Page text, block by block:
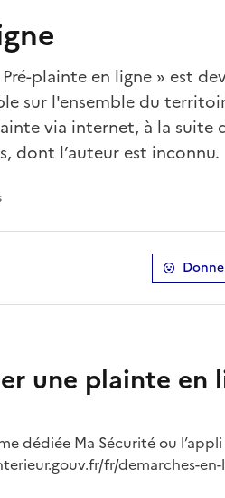
plainte en ligne » est
sur l'ensemble du
via internet, à la suite
dont l’auteur est inconnu.
une plainte en
dédiée Ma Sécurité ou
fr/demarches-